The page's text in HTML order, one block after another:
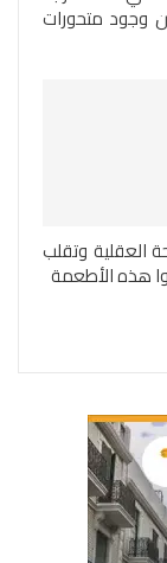
وجود متحورات
العقلية وتقلب
هذه الأطعمة